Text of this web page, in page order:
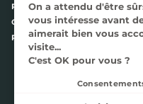
Politique de confidentialité
Cookies
Plan du site